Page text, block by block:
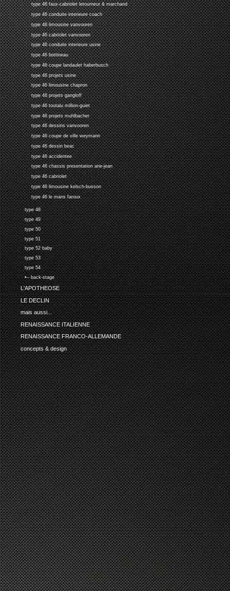
type 46 faux-cabriolet letourneur & marchand
type 46 conduite interieure coach
type 46 limousine vanvooren
type 46 cabriolet vanvooren
type 46 conduite interieure usine
type 46 bottineau
type 46 coupe landaulet haberbusch
type 46 projets usine
type 46 limousine chapron
type 46 projets gangloff
type 46 toutalu million-guiet
type 46 projets muhlbacher
type 46 dessins vanvooren
type 46 coupe de ville weymann
type 46 dessin beac
type 46 accidentee
type 46 chassis presentation arie-jean
type 46 cabriolet
type 46 limousine kelsch-busson
type 46 le mans faroux
type 48
type 49
type 50
type 51
type 52 baby
type 53
type 54
•-- back-stage
L'APOTHEOSE
LE DECLIN
mais aussi...
RENAISSANCE ITALIENNE
RENAISSANCE FRANCO-ALLEMANDE
concepts & design